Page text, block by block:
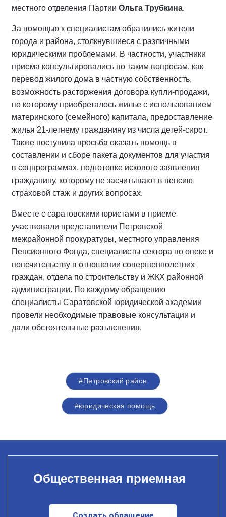
местного отделения Партии Ольга Трубкина.
За помощью к специалистам обратились жители
города и района, столкнувшиеся с различными
юридическими проблемами. В частности, участники
приема консультировались по таким вопросам, как
перевод жилого дома в частную собственность,
возможность расторжения договора купли-продажи,
по которому приобреталось жилье с использованием
материнского (семейного) капитала, предоставление
жилья 21-летнему гражданину из числа детей-сирот.
Также поступила просьба оказать помощь в
составлении и сборе пакета документов для участия
в соцпрограммах, подготовке искового заявления
гражданину, которому не засчитывают в пенсию
страховой стаж и других вопросах.
Вместе с саратовскими юристами в приеме
участвовали представители Петровской
межрайонной прокуратуры, местного управления
Пенсионного Фонда, специалисты сектора по опеке и
попечительству в отношении совершеннолетних
граждан, отдела по строительству и ЖКХ районной
администрации. По каждому обращению
специалисты Саратовской юридической академии
провели необходимые правовые консультации и
дали обстоятельные разъяснения.
#Петровский район
#юридическая помощь
Общественная приемная